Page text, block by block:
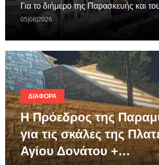
Για το διήμερο της Παρασκευής και
05|08|2026
ΔΙΆΦΟΡΑ
Η Πρόεδρος της
για τις σκάλες της
Αγίου Δονάτου +…